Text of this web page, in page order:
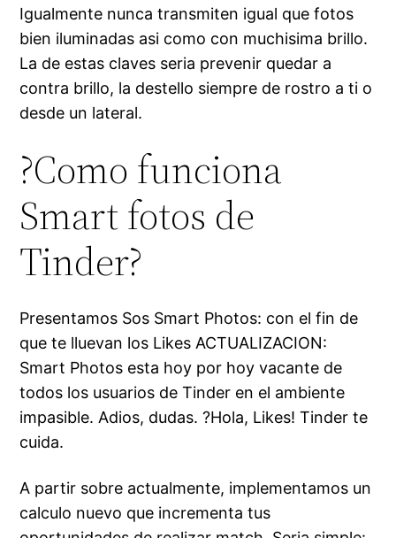
Igualmente nunca transmiten igual que fotos
bien iluminadas asi­ como con muchisima brillo.
La de estas claves seri­a prevenir quedar a
contra brillo, la destello siempre de rostro a ti o
desde un lateral.
?Como funciona
Smart fotos de
Tinder?
Presentamos Sos Smart Photos: con el fin de
que te lluevan los Likes ACTUALIZACION:
Smart Photos esta hoy por hoy vacante de
todos los usuarios de Tinder en el ambiente
impasible. Adios, dudas. ?Hola, Likes! Tinder te
cuida.
A partir sobre actualmente, implementamos un
calculo nuevo que incrementa tus